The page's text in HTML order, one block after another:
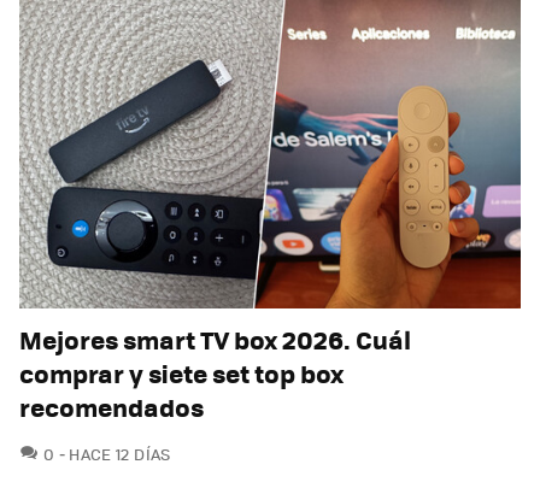
Mejores smart TV box 2026. Cuál
comprar y siete set top box
recomendados
0 COMENTARIOS
HACE 12 DÍAS